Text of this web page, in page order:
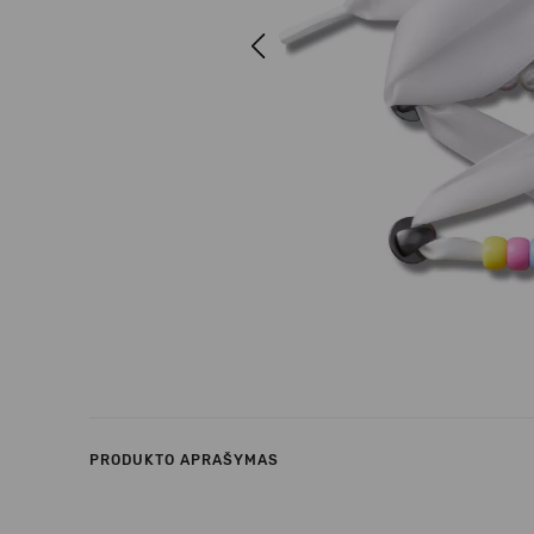
Previous
PRODUKTO APRAŠYMAS